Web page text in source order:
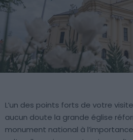
L’un des points forts de votre
aucun doute la grande église
monument national à